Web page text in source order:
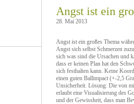
Angst ist ein
28. Mai 2013
Angst ist ein großes Thema
Angst sich selbst Schmerzen
sich was sind die Ursachen und
dass er keinen Plan hat den
sich festhalten kann. Keine
einen guten Ballimpact (+-2,5
Unsicherheit. Lösung: Die von
erlaubt eine Visualisierung des
und der Gewissheit, dass man